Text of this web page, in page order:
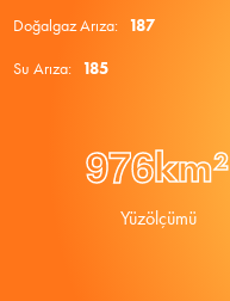
Doğalgaz Arıza: 187
Su Arıza: 185
976km²
Yüzölçümü